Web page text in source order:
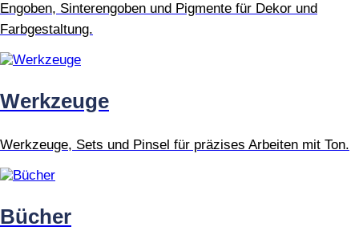
Engoben, Sinterengoben und Pigmente für Dekor und
Farbgestaltung.
Werkzeuge
Werkzeuge, Sets und Pinsel für präzises Arbeiten mit Ton.
Bücher